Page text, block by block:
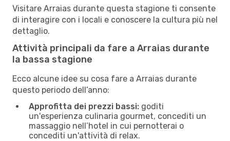
Visitare Arraias durante questa stagione ti consente
di interagire con i locali e conoscere la cultura più nel
dettaglio.
Attività principali da fare a Arraias durante
la bassa stagione
Ecco alcune idee su cosa fare a Arraias durante
questo periodo dell’anno:
Approfitta dei prezzi bassi: goditi
un'esperienza culinaria gourmet, concediti un
massaggio nell’hotel in cui pernotterai o
concediti un'attività di relax.